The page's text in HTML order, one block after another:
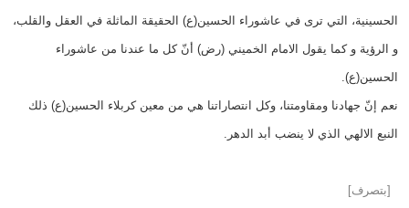
الحسينية، التي ترى في عاشوراء الحسين(ع) الحقيقة الماثلة في العقل والقلب،
و الرؤية و كما يقول الامام الخميني (رض) أنّ كل ما عندنا من عاشوراء
الحسين(ع).
نعم إنّ جهادنا ومقاومتنا، وكل انتصاراتنا هي من معين كربلاء الحسين(ع) ذلك
النبع الالهي الذي لا ينضب أبد الدهر.
[بتصرف]